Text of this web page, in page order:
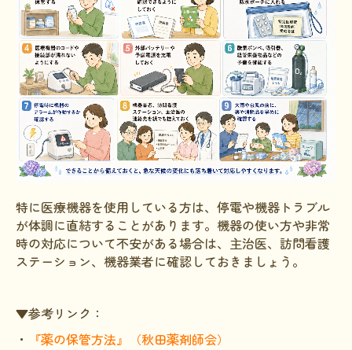
特に医療機器を使用している方は、停電や機器トラブル
が体調に直結することがあります。機器の使い方や非常
時の対応について不安がある場合は、主治医、訪問看護
ステーション、機器業者に確認しておきましょう。
▼参考リンク：
・
『薬の保管方法』（秋田薬剤師会）